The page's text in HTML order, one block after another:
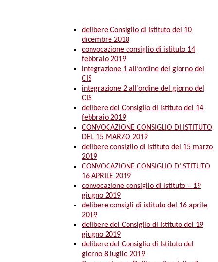
delibere Consiglio di Istituto del 10
dicembre 2018
convocazione consiglio di istituto 14
febbraio 2019
integrazione 1 all’ordine del giorno del
CIS
integrazione 2 all’ordine del giorno del
CIS
delibere del Consiglio di istituto del 14
febbraio 2019
CONVOCAZIONE CONSIGLIO DI ISTITUTO
DEL 15 MARZO 2019
delibere consiglio di istituto del 15 marzo
2019
CONVOCAZIONE CONSIGLIO D’ISTITUTO
16 APRILE 2019
convocazione consiglio di istituto – 19
giugno 2019
delibere consigli di istituto del 16 aprile
2019
delibere del Consiglio di Istituto del 19
giugno 2019
delibere del Consiglio di Istituto del
giorno 8 luglio 2019